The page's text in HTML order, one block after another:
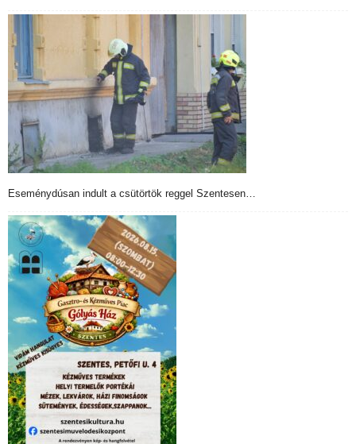
Eseménydúsan indult a csütörtök reggel Szentesen…